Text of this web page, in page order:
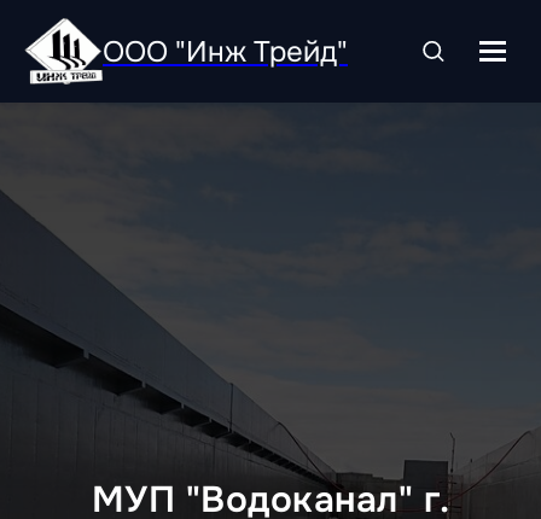
ООО "Инж Трейд"
МУП "Водоканал" г.